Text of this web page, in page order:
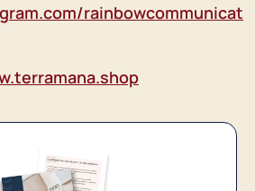
rainbowcommunicat